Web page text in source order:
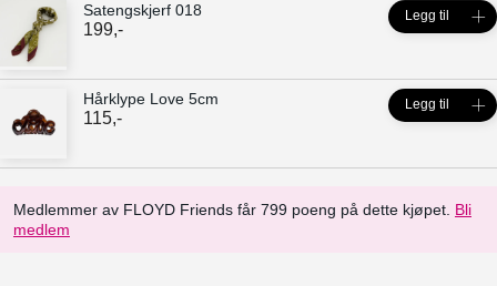
Medlemmer av FLOYD Friends får 799 poeng på dette kjøpet. Bli
medlem
Satengskjerf 018
199,-
Legg til
Hårklype Love 5cm
115,-
Legg til